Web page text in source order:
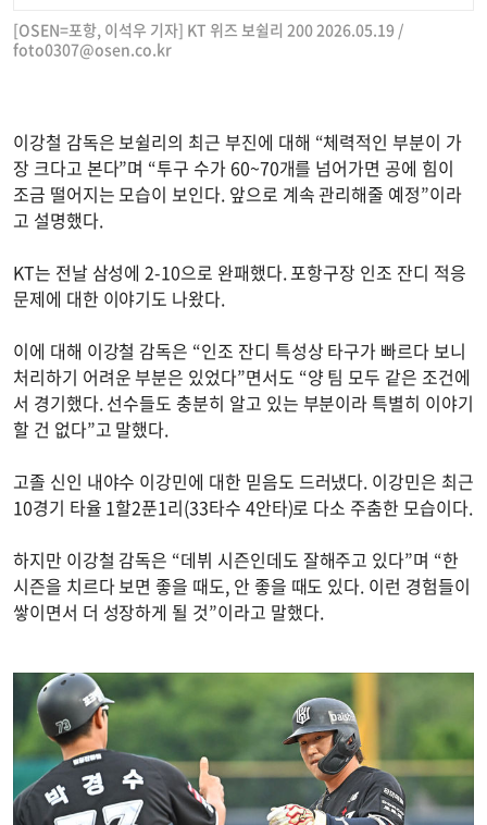
[OSEN=포항, 이석우 기자] KT 위즈 보쉴리 200 2026.05.19 /
foto0307@osen.co.kr
이강철 감독은 보쉴리의 최근 부진에 대해 “체력적인 부분이 가
장 크다고 본다”며 “투구 수가 60~70개를 넘어가면 공에 힘이
조금 떨어지는 모습이 보인다. 앞으로 계속 관리해줄 예정”이라
고 설명했다.
KT는 전날 삼성에 2-10으로 완패했다. 포항구장 인조 잔디 적응
문제에 대한 이야기도 나왔다.
이에 대해 이강철 감독은 “인조 잔디 특성상 타구가 빠르다 보니
처리하기 어려운 부분은 있었다”면서도 “양 팀 모두 같은 조건에
서 경기했다. 선수들도 충분히 알고 있는 부분이라 특별히 이야기
할 건 없다”고 말했다.
고졸 신인 내야수 이강민에 대한 믿음도 드러냈다. 이강민은 최근
10경기 타율 1할2푼1리(33타수 4안타)로 다소 주춤한 모습이다.
하지만 이강철 감독은 “데뷔 시즌인데도 잘해주고 있다”며 “한
시즌을 치르다 보면 좋을 때도, 안 좋을 때도 있다. 이런 경험들이
쌓이면서 더 성장하게 될 것”이라고 말했다.